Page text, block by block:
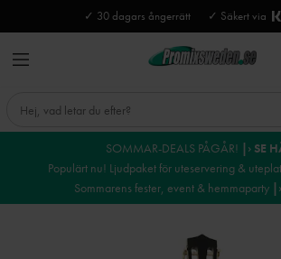
✓ 30 dagars ångerrätt ✓ Säkert via
SOMMAR-DEALS PÅGÅR! |› SE
Populärt nu! Ljudpaket för uteservering &
Sommarens fester, event & hemmaparty